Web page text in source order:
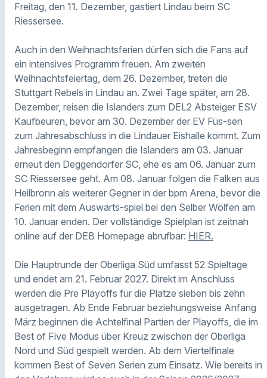
Freitag, den 11. Dezember, gastiert Lindau beim SC
Riessersee.
Auch in den Weihnachtsferien dürfen sich die Fans auf
ein intensives Programm freuen. Am zweiten
Weihnachtsfeiertag, dem 26. Dezember, treten die
Stuttgart Rebels in Lindau an. Zwei Tage später, am 28.
Dezember, reisen die Islanders zum DEL2 Absteiger ESV
Kaufbeuren, bevor am 30. Dezember der EV Füs-sen
zum Jahresabschluss in die Lindauer Eishalle kommt. Zum
Jahresbeginn empfangen die Islanders am 03. Januar
erneut den Deggendorfer SC, ehe es am 06. Januar zum
SC Riessersee geht. Am 08. Januar folgen die Falken aus
Heilbronn als weiterer Gegner in der bpm Arena, bevor die
Ferien mit dem Auswärts-spiel bei den Selber Wölfen am
10. Januar enden. Der vollständige Spielplan ist zeitnah
online auf der DEB Homepage abrufbar: HIER.
Die Hauptrunde der Oberliga Süd umfasst 52 Spieltage
und endet am 21. Februar 2027. Direkt im Anschluss
werden die Pre Playoffs für die Plätze sieben bis zehn
ausgetragen. Ab Ende Februar beziehungsweise Anfang
März beginnen die Achtelfinal Partien der Playoffs, die im
Best of Five Modus über Kreuz zwischen der Oberliga
Nord und Süd gespielt werden. Ab dem Viertelfinale
kommen Best of Seven Serien zum Einsatz. Wie bereits in